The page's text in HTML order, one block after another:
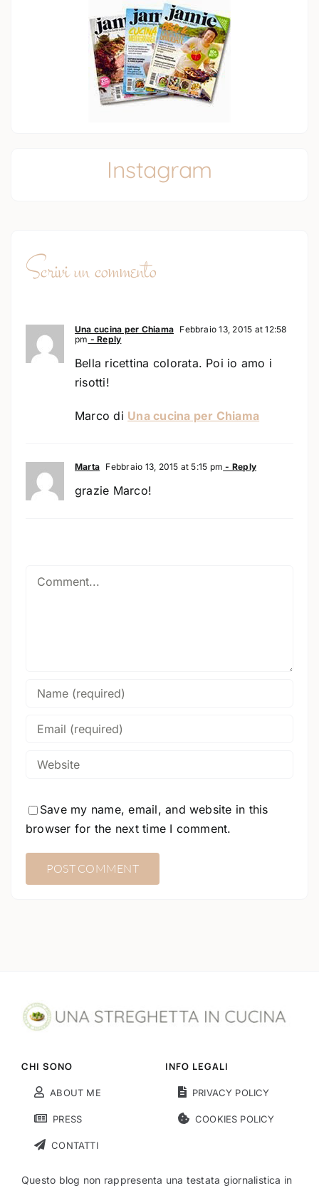
Instagram
Scrivi un commento
Una cucina per Chiama Febbraio 13, 2015 at 12:58
pm - Reply
Bella ricettina colorata. Poi io amo i
risotti!
Marco di Una cucina per Chiama
Marta Febbraio 13, 2015 at 5:15 pm - Reply
grazie Marco!
Save my name, email, and website in this
browser for the next time I comment.
CHI SONO
ABOUT ME
PRESS
CONTATTI
INFO LEGALI
PRIVACY POLICY
COOKIES POLICY
Questo blog non rappresenta una testata giornalistica in